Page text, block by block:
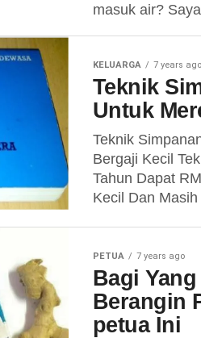
masuk air?
KELUARGA 7 years ago
Teknik
Untuk
Teknik
Bergaji Kecil
Tahun Dapat
Kecil Dan
PETUA 7 years ago
Bagi
Berangin
petua Ini